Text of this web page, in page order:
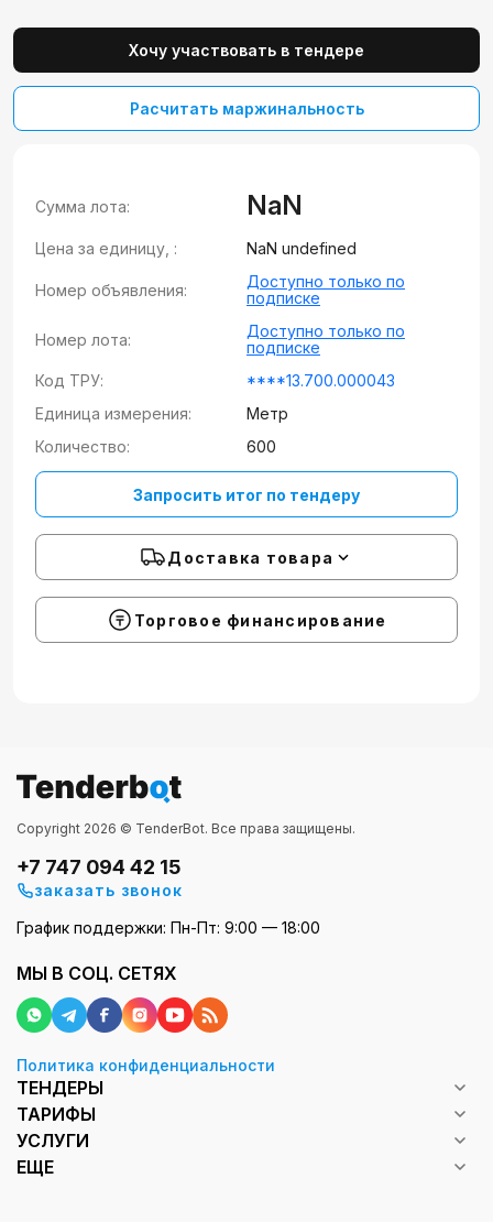
Хочу участвовать в тендере
Расчитать маржинальность
Сумма лота: NaN
Цена за единицу, : NaN undefined
Номер объявления:
Доступно только по
подписке
Номер лота:
Доступно только по
подписке
Код ТРУ:
****13.700.000043
Единица измерения:
Метр
Количество:
600
Запросить итог по тендеру
Доставка товара
Торговое финансирование
Copyright 2026 © TenderBot. Все права защищены.
+7 747 094 42 15
заказать звонок
График поддержки: Пн-Пт: 9:00 — 18:00
МЫ В СОЦ. СЕТЯХ
Политика конфиденциальности
ТЕНДЕРЫ
ТАРИФЫ
УСЛУГИ
ЕЩЕ